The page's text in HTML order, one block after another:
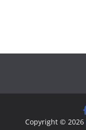
Copyright © 2026